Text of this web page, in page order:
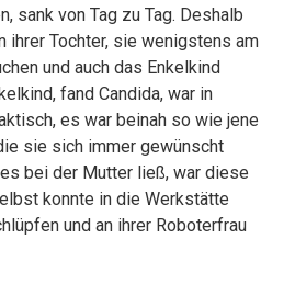
sank von Tag zu Tag. Deshalb
ihrer Tochter, sie wenigstens am
und auch das Enkelkind
fand Candida, war in
es war beinah so wie jene
sie sich immer gewünscht
bei der Mutter ließ, war diese
konnte in die Werkstätte
und an ihrer Roboterfrau